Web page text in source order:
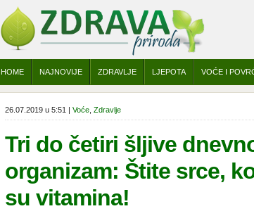
HOME NAJNOVIJE ZDRAVLJE LJEPOTA VOĆE I
26.07.2019 u 5:51 | Voće Zdravlje
Tri do četiri šljive
organizam: Štite srce,
su vitamina!